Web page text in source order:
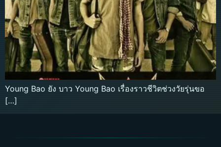
Young Bao ยัง บาว Young Bao เรื่องราวชีวิตช่วงวัยรุ่นขอ
[…]